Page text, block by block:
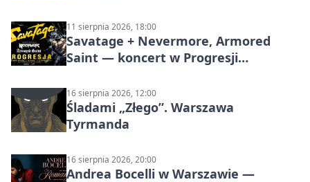
11 sierpnia 2026, 18:00
Savatage + Nevermore, Armored
Saint — koncert w Progresji
16 sierpnia 2026, 12:00
Śladami „Złego”. Warszawa
Tyrmanda
16 sierpnia 2026, 20:00
Andrea Bocelli w Warszawie —